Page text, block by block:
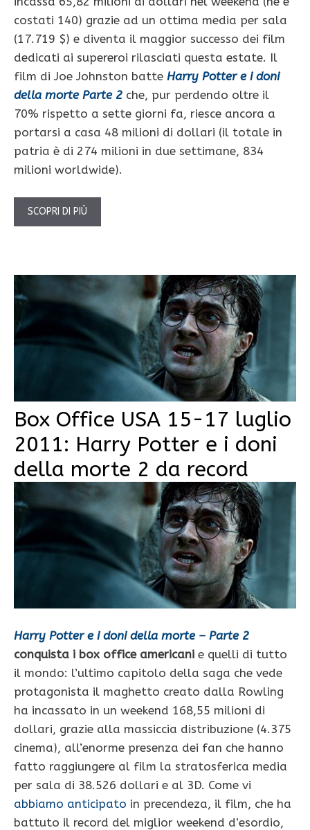
costati 140) grazie ad un ottima media per sala
(17.719 $) e diventa il maggior successo dei film
dedicati ai supereroi rilasciati questa estate. Il
film di Joe Johnston batte Harry Potter e i doni
della morte Parte 2 che, pur perdendo oltre il
70% rispetto a sette giorni fa, riesce ancora a
portarsi a casa 48 milioni di dollari (il totale in
patria è di 274 milioni in due settimane, 834
milioni worldwide).
SCOPRI DI PIÙ
Box Office USA 15-17 luglio
2011: Harry Potter e i doni
della morte 2 da record
Harry Potter e i doni della morte – Parte 2
conquista i box office americani e quelli di tutto
il mondo: l’ultimo capitolo della saga che vede
protagonista il maghetto creato dalla Rowling
ha incassato in un weekend 168,55 milioni di
dollari, grazie alla massiccia distribuzione (4.375
cinema), all’enorme presenza dei fan che hanno
fatto raggiungere al film la stratosferica media
per sala di 38.526 dollari e al 3D. Come vi
abbiamo anticipato in precendeza, il film, che ha
battuto il record del miglior weekend d’esordio,